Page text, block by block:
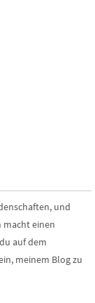
und
macht einen
auf dem
meinem Blog zu